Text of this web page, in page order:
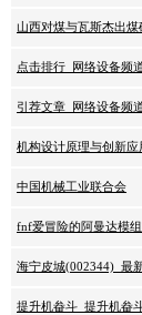
山西对煤与瓦斯杰出
点击排行_网络设备频
引荐文章_网络设备频
机构设计原理与创新应
中国机械工业联合会
fnf爱冒险的阿曼达模
海宁皮城(002344)_最
提升机畚斗_提升机畚